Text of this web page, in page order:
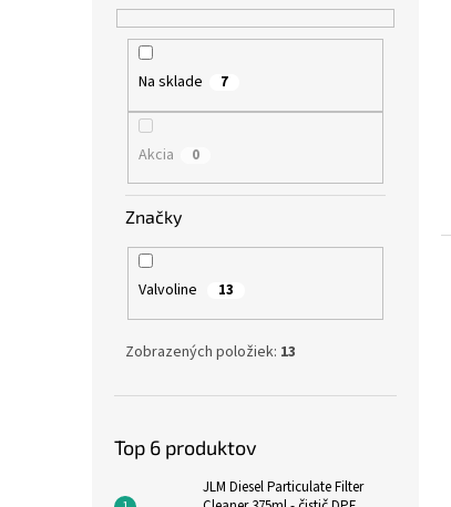
Na sklade 7
Akcia 0
Značky
Valvoline 13
Zobrazených položiek: 13
Top 6 produktov
JLM Diesel Particulate Filter